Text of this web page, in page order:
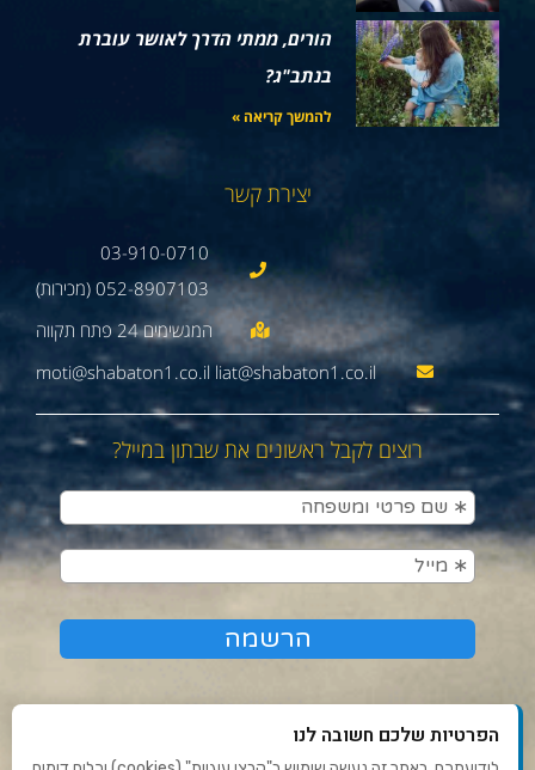
הורים, ממתי הדרך לאושר עוברת
בנתב"ג?
להמשך קריאה »
יצירת קשר
03-910-0710
052-8907103 (מכירות)
moti@shabaton1.co.il liat@shabaton1.co.il
רוצים לקבל ראשונים את שבתון במייל?
הפרטיות שלכם חשובה לנו